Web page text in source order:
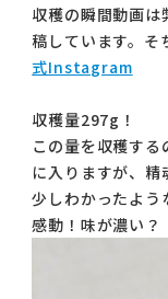
収穫の瞬間動画
稿しています。そ
式Instagram
収穫量297g！
この量を収穫す
に入りますが、
少しわかったよう
感動！味が濃い？